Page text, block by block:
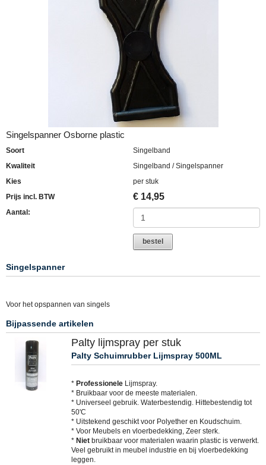
Singelspanner Osborne plastic
Soort
Singelband
Kwaliteit
Singelband / Singelspanner
Kies
per stuk
Prijs incl. BTW
€ 14,95
Aantal:
bestel
Singelspanner
Voor het opspannen van singels
Bijpassende artikelen
Palty lijmspray per stuk
Palty Schuimrubber Lijmspray 500ML
* Professionele Lijmspray.
* Bruikbaar voor de meeste materialen.
* Universeel gebruik. Waterbestendig. Hittebestendig tot
50'C
* Uitstekend geschikt voor Polyether en Koudschuim.
* Voor Meubels en vloerbedekking, Zeer sterk.
* Niet bruikbaar voor materialen waarin plastic is verwerkt.
Veel gebruikt in meubel industrie en bij vloerbedekking
leggen.